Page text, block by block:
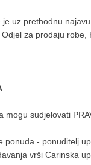
uz prethodnu
za prodaju
sudjelovati
ponuda - ponuditelj
vrši Carinska